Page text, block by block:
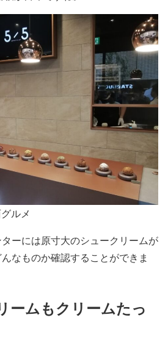
ルメ
ーには原寸大のシュークリームが
なものか確認することができま
ームもクリームたっ